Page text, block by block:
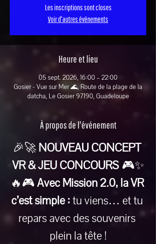
Les inscriptions sont closes
Voir d'autres événements
Heure et lieu
05 sept. 2026, 16:00 – 22:00
Gosier - Vue sur Mer 🌊, Route de la plage de la
datcha, Le Gosier 97190, Guadeloupe
À propos de l'événement
🎉🚀 NOUVEAU CONCEPT
VR & JEU CONCOURS 🎮✨
🔥🎮 Avec Mission 2.0, la VR
c’est simple : tu viens… et tu
repars avec des souvenirs
plein la tête !